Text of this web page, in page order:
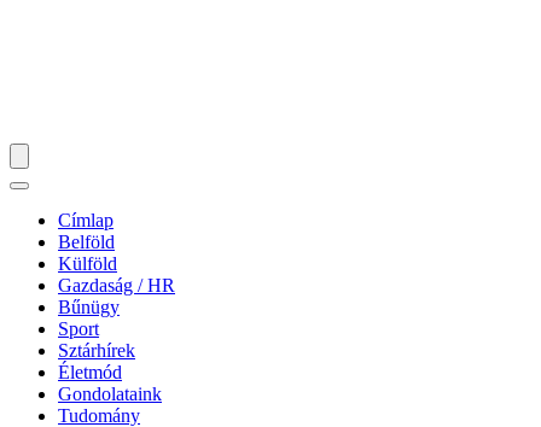
Címlap
Belföld
Külföld
Gazdaság / HR
Bűnügy
Sport
Sztárhírek
Életmód
Gondolataink
Tudomány